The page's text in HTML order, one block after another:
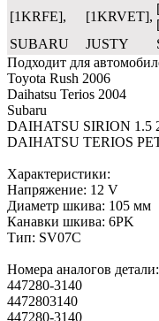
[1KRFE],
[1KRVET],
SUBARU
JUSTY
Подходит для
Toyota Rush 2006
Daihatsu Terios 2004
Subaru
DAIHATSU SIRION 1.5
DAIHATSU TERIOS
Характеристики:
Напряжение: 12 V
Диаметр шкива: 105 мм
Канавки шкива: 6PK
Тип: SV07C
Номера аналогов детали:
447280-3140
4472803140
447280-3140